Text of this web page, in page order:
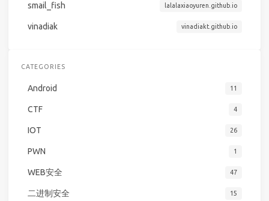
smail_fish lalalaxiaoyuren.github.io
vinadiak vinadiakt.github.io
CATEGORIES
Android 11
CTF 4
IOT 26
PWN 1
WEB安全 47
二进制安全 15